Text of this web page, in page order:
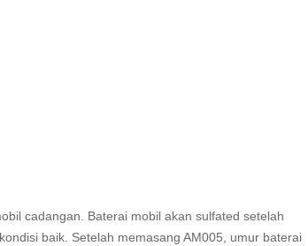
cadangan. Baterai mobil akan sulfated setelah
baik. Setelah memasang AM005, umur baterai